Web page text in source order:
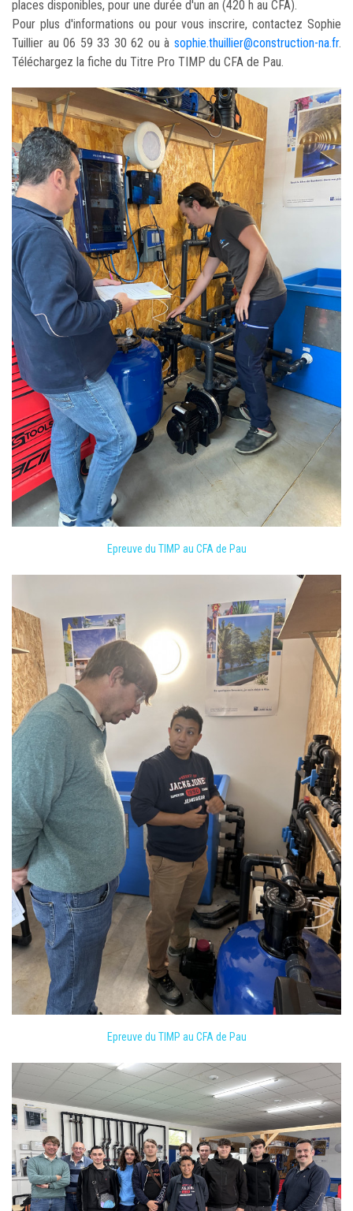
places disponibles, pour une durée d'un an (420 h au CFA).
Pour plus d'informations ou pour vous inscrire, contactez Sophie
Tuillier au 06 59 33 30 62 ou à sophie.thuillier@construction-na.fr.
Téléchargez la fiche du Titre Pro TIMP du CFA de Pau.
Epreuve du TIMP au CFA de Pau
Epreuve du TIMP au CFA de Pau